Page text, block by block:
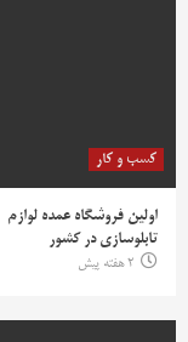
کسب و کار
اولین فروشگاه عمده لوازم
تابلوسازی در کشور
2 هفته پیش